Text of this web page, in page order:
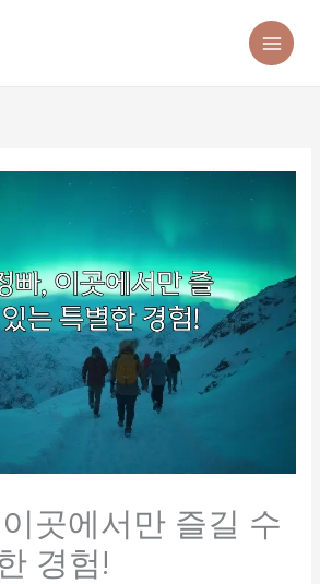
곳에서만 즐길 수
경험!